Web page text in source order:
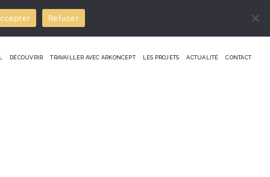
DÉCOUVRIR TRAVAILLER AVEC ARKONCEPT LES PROJETS ACTUALITÉ CONTACT
Refuser